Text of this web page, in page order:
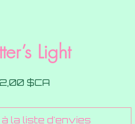
Light
$CAPrix
la liste d'envies